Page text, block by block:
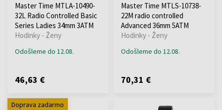
Master Time MTLA-10490-
32L Radio Controlled Basic
Series Ladies 34mm 3ATM
Hodinky - Ženy
Odošleme do 12.08.
46,63 €
Master Time MTLS-10738-
22M radio controlled
Advanced 36mm 5ATM
Hodinky - Ženy
Odošleme do 12.08.
70,31 €
Doprava zadarmo